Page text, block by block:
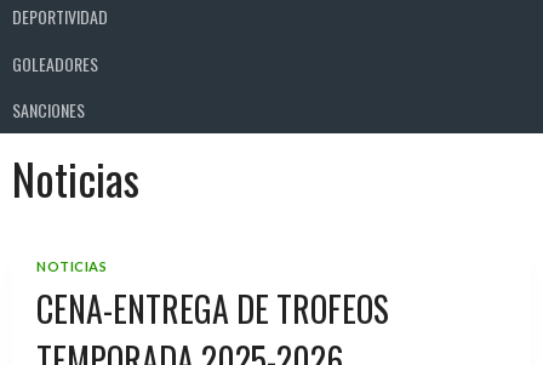
DEPORTIVIDAD
GOLEADORES
SANCIONES
Noticias
NOTICIAS
CENA-ENTREGA DE TROFEOS